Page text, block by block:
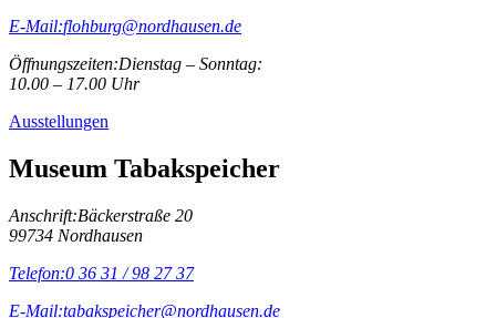
E-Mail:flohburg@nordhausen.de
Öffnungszeiten:Dienstag – Sonntag:
10.00 – 17.00 Uhr
Ausstellungen
Museum Tabakspeicher
Anschrift:Bäckerstraße 20
99734 Nordhausen
Telefon:0 36 31 / 98 27 37
E-Mail:tabakspeicher@nordhausen.de